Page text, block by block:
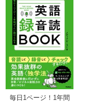
毎日1ページ！1年間